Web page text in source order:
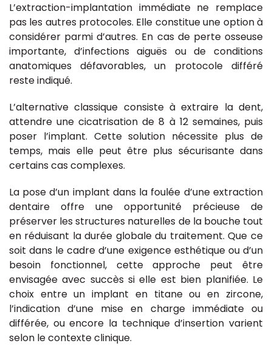
L’extraction-implantation immédiate ne remplace
pas les autres protocoles. Elle constitue une option à
considérer parmi d’autres. En cas de perte osseuse
importante, d’infections aiguës ou de conditions
anatomiques défavorables, un protocole différé
reste indiqué.
L’alternative classique consiste à extraire la dent,
attendre une cicatrisation de 8 à 12 semaines, puis
poser l’implant. Cette solution nécessite plus de
temps, mais elle peut être plus sécurisante dans
certains cas complexes.
La pose d’un implant dans la foulée d’une extraction
dentaire offre une opportunité précieuse de
préserver les structures naturelles de la bouche tout
en réduisant la durée globale du traitement. Que ce
soit dans le cadre d’une exigence esthétique ou d’un
besoin fonctionnel, cette approche peut être
envisagée avec succès si elle est bien planifiée. Le
choix entre un implant en titane ou en zircone,
l’indication d’une mise en charge immédiate ou
différée, ou encore la technique d’insertion varient
selon le contexte clinique.